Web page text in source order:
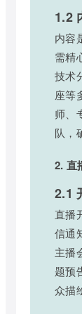
1.2
内容
需精
技术
座等
师、
队，
2. 直
2.1
直播
信通
主播
题预
众描